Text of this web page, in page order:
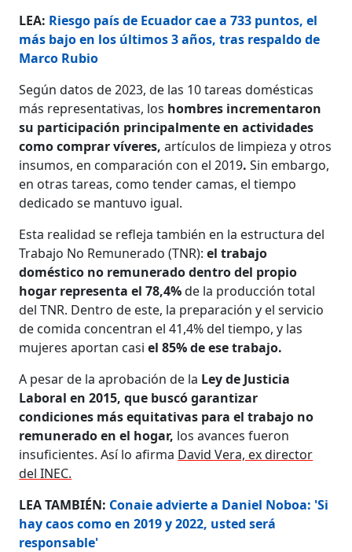
LEA: Riesgo país de Ecuador cae a 733 puntos, el
más bajo en los últimos 3 años, tras respaldo de
Marco Rubio
Según datos de 2023, de las 10 tareas domésticas
más representativas, los hombres incrementaron
su participación principalmente en actividades
como comprar víveres, artículos de limpieza y otros
insumos, en comparación con el 2019.Sin embargo,
en otras tareas, como tender camas, el tiempo
dedicado se mantuvo igual.
Esta realidad se refleja también en la estructura del
Trabajo No Remunerado (TNR):el trabajo
doméstico no remunerado dentro del propio
hogar representa el 78,4%de la producción total
del TNR. Dentro de este, la preparación y el servicio
de comida concentran el 41,4% del tiempo, y las
mujeres aportan casiel 85% de ese trabajo.
A pesar de la aprobación de la Ley de Justicia
Laboral en 2015, que buscó garantizar
condiciones más equitativas para el trabajo no
remunerado en el hogar, los avances fueron
insuficientes. Así lo afirma David Vera, ex director
del INEC.
LEA TAMBIÉN: Conaie advierte a Daniel Noboa: 'Si
hay caos como en 2019 y 2022, usted será
responsable'